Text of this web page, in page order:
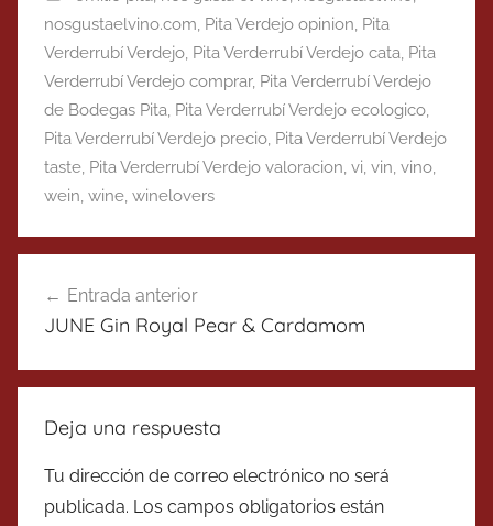
nosgustaelvino.com, Pita Verdejo opinion, Pita
Verderrubí Verdejo, Pita Verderrubí Verdejo cata, Pita
Verderrubí Verdejo comprar, Pita Verderrubí Verdejo
de Bodegas Pita, Pita Verderrubí Verdejo ecologico,
Pita Verderrubí Verdejo precio, Pita Verderrubí Verdejo
taste, Pita Verderrubí Verdejo valoracion, vi, vin, vino,
wein, wine, winelovers
de
Entrada anterior
JUNE Gin Royal Pear & Cardamom
Deja una respuesta
Tu dirección de correo electrónico no será
publicada. Los campos obligatorios están